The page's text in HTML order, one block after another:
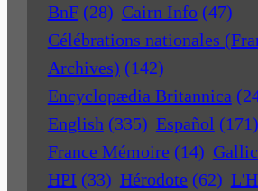
BnF (28) Cairn Info (47)
Célébrations nationales
Archives) (142)
Encyclopædia Britannica
English (335) Español (171)
France Mémoire (14)
HPI (33) Hérodote (62)